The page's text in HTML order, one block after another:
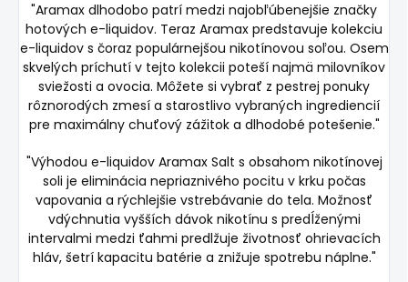
"Aramax dlhodobo patrí medzi najobľúbenejšie značky
hotových e-liquidov. Teraz Aramax predstavuje kolekciu
e-liquidov s čoraz populárnejšou nikotínovou soľou. Osem
skvelých príchutí v tejto kolekcii poteší najmä milovníkov
sviežosti a ovocia. Môžete si vybrať z pestrej ponuky
rôznorodých zmesí a starostlivo vybraných ingrediencií
pre maximálny chuťový zážitok a dlhodobé potešenie."
"Výhodou e-liquidov Aramax Salt s obsahom nikotínovej
soli je eliminácia nepriaznivého pocitu v krku počas
vapovania a rýchlejšie vstrebávanie do tela. Možnosť
vdýchnutia vyšších dávok nikotínu s predĺženými
intervalmi medzi ťahmi predlžuje životnosť ohrievacích
hláv, šetrí kapacitu batérie a znižuje spotrebu náplne."